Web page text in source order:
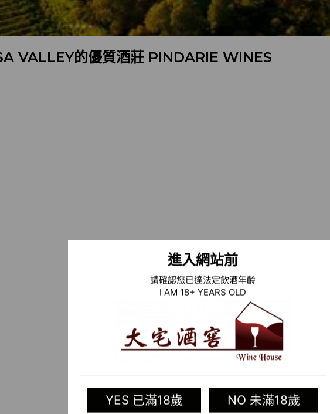
進入網站前
請確認您已達法定飲酒年齡
I AM 18+ YEARS OLD
YES 已滿18歲 NO 未滿18歲
VALLEY的優質酒莊 PINDARIE WINES